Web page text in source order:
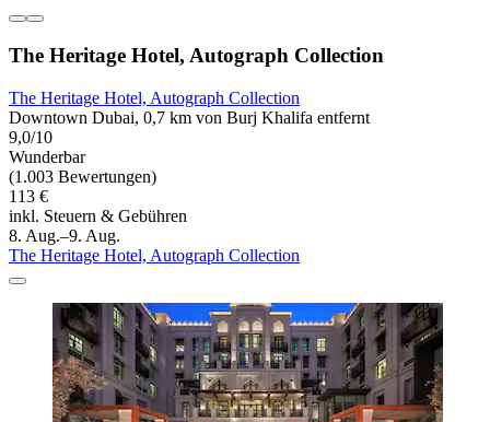
The Heritage Hotel, Autograph Collection
The Heritage Hotel, Autograph Collection
Downtown Dubai, 0,7 km von Burj Khalifa entfernt
9,0/10
Wunderbar
(1.003 Bewertungen)
113 €
inkl. Steuern & Gebühren
8. Aug.–9. Aug.
The Heritage Hotel, Autograph Collection